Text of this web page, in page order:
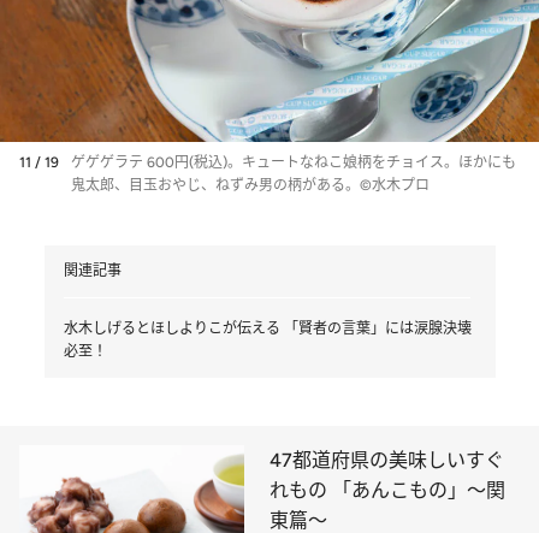
11 / 19
ゲゲゲラテ 600円(税込)。キュートなねこ娘柄をチョイス。ほかにも
鬼太郎、目玉おやじ、ねずみ男の柄がある。©水木プロ
関連記事
水木しげるとほしよりこが伝える 「賢者の言葉」には涙腺決壊
必至！
47都道府県の美味しいすぐ
れもの 「あんこもの」～関
東篇～